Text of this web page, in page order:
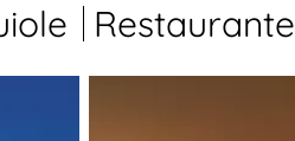
Restaurante